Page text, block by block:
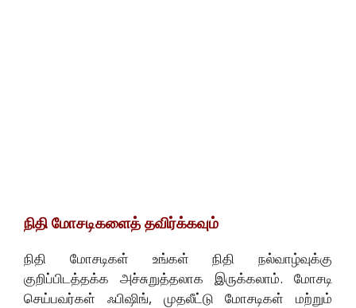
நிதி மோசடிகளைத் தவிர்க்கவும்
நிதி மோசடிகள் உங்கள் நிதி நல்வாழ்வுக்கு
குறிப்பிடத்தக்க அச்சுறுத்தலாக இருக்கலாம். மோசடி
செய்பவர்கள் ஃபிஷிங், முதலீட்டு மோசடிகள் மற்றும்